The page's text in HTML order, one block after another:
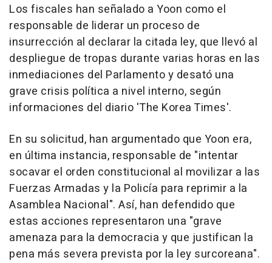
Los fiscales han señalado a Yoon como el
responsable de liderar un proceso de
insurrección al declarar la citada ley, que llevó al
despliegue de tropas durante varias horas en las
inmediaciones del Parlamento y desató una
grave crisis política a nivel interno, según
informaciones del diario 'The Korea Times'.
En su solicitud, han argumentado que Yoon era,
en última instancia, responsable de "intentar
socavar el orden constitucional al movilizar a las
Fuerzas Armadas y la Policía para reprimir a la
Asamblea Nacional". Así, han defendido que
estas acciones representaron una "grave
amenaza para la democracia y que justifican la
pena más severa prevista por la ley surcoreana".